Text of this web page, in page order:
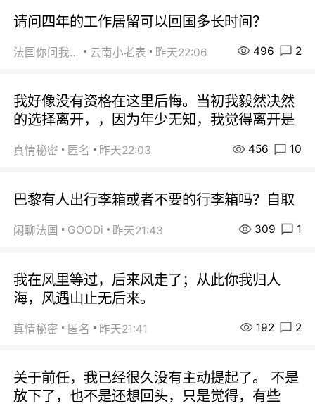
请问四年的工作居留可以回国多长时间？
法国你问我答 云南小老表 昨天22:06 496 2
我好像没有资格在这里后悔。当初我毅然决然
的选择离开，，因为年少无知，我觉得离开是
真情秘密 匿名 昨天22:03 456 10
巴黎有人出行李箱或者不要的行李箱吗？自取
闲聊法国 GOODi 昨天21:43 309 1
我在风里等过，后来风走了；从此你我归人
海，风遇山止无后来。
真情秘密 匿名 昨天21:41 192 2
关于前任，我已经很久没有主动提起了。 不是
放下了，也不是还想回头，只是觉得，有些